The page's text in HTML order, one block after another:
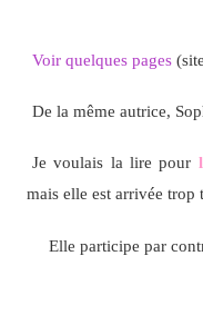
Voir quelques pages
De la même autrice,
Je voulais la lire pour
mais elle est arrivée trop
Elle participe par